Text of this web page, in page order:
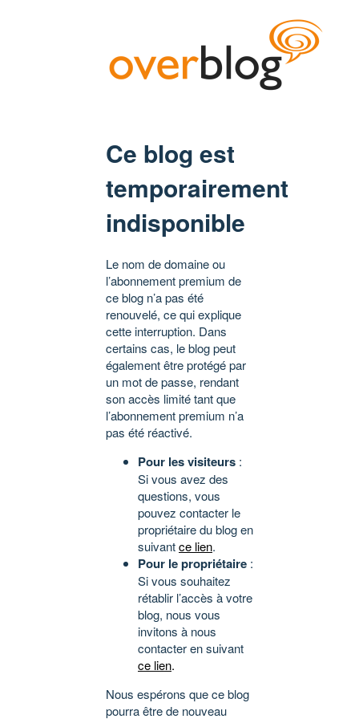
Ce blog est
temporairement
indisponible
Le nom de domaine ou
l’abonnement premium de
ce blog n’a pas été
renouvelé, ce qui explique
cette interruption. Dans
certains cas, le blog peut
également être protégé par
un mot de passe, rendant
son accès limité tant que
l’abonnement premium n’a
pas été réactivé.
Pour les visiteurs :
Si vous avez des
questions, vous
pouvez contacter le
propriétaire du blog en
suivantce lien.
Pour le propriétaire :
Si vous souhaitez
rétablir l’accès à votre
blog, nous vous
invitons à nous
contacter en suivant
ce lien.
Nous espérons que ce blog
pourra être de nouveau